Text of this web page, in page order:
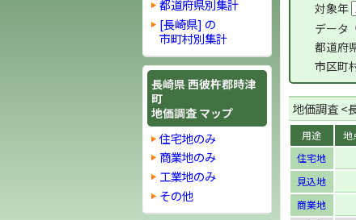
都道府県別集計
[長崎県] の
市町村別集計
長崎県 西彼杵郡時津
町
地価調査 マップ
住宅地のみ
商業地のみ
工業地のみ
その他
対象年
データ
都道府
市区町
地価調査 <
用途 地
住宅地
見込地
商業地